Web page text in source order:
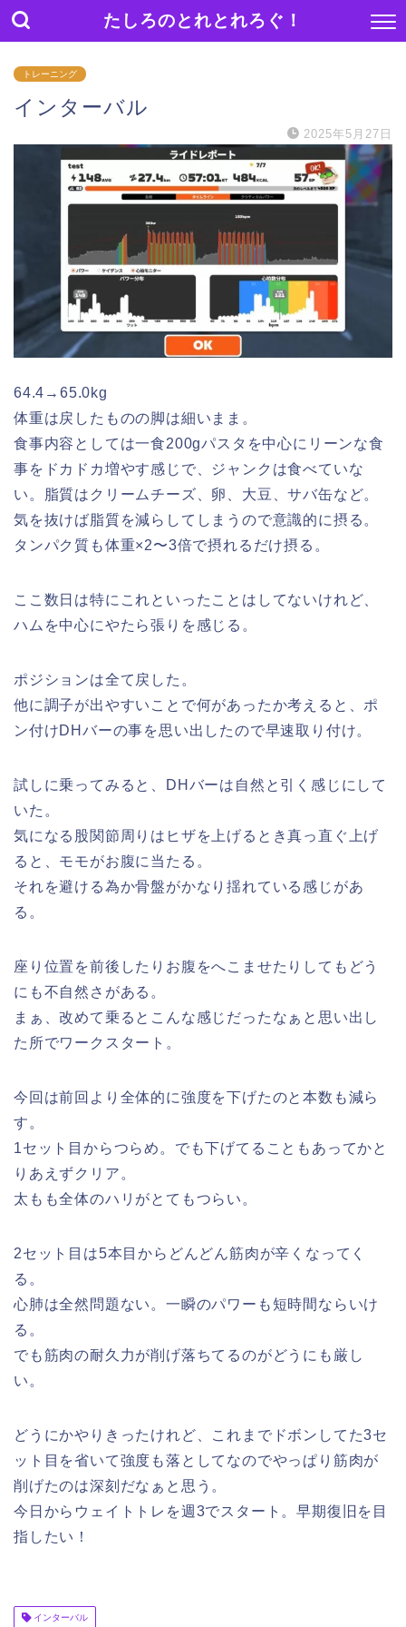
たしろのとれとれろぐ！
トレーニング
インターバル
2025年5月27日
64.4→65.0kg
体重は戻したものの脚は細いまま。
食事内容としては一食200gパスタを中心にリーンな食
事をドカドカ増やす感じで、ジャンクは食べていな
い。脂質はクリームチーズ、卵、大豆、サバ缶など。
気を抜けば脂質を減らしてしまうので意識的に摂る。
タンパク質も体重×2〜3倍で摂れるだけ摂る。
ここ数日は特にこれといったことはしてないけれど、
ハムを中心にやたら張りを感じる。
ポジションは全て戻した。
他に調子が出やすいことで何があったか考えると、ポ
ン付けDHバーの事を思い出したので早速取り付け。
試しに乗ってみると、DHバーは自然と引く感じにして
いた。
気になる股関節周りはヒザを上げるとき真っ直ぐ上げ
ると、モモがお腹に当たる。
それを避ける為か骨盤がかなり揺れている感じがあ
る。
座り位置を前後したりお腹をへこませたりしてもどう
にも不自然さがある。
まぁ、改めて乗るとこんな感じだったなぁと思い出し
た所でワークスタート。
今回は前回より全体的に強度を下げたのと本数も減ら
す。
1セット目からつらめ。でも下げてることもあってかと
りあえずクリア。
太もも全体のハリがとてもつらい。
2セット目は5本目からどんどん筋肉が辛くなってく
る。
心肺は全然問題ない。一瞬のパワーも短時間ならいけ
る。
でも筋肉の耐久力が削げ落ちてるのがどうにも厳し
い。
どうにかやりきったけれど、これまでドボンしてた3セ
ット目を省いて強度も落としてなのでやっぱり筋肉が
削げたのは深刻だなぁと思う。
今日からウェイトトレを週3でスタート。早期復旧を目
指したい！
インターバル